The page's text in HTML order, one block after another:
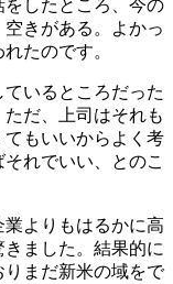
したところ、今の
きがある。
よかっ
れたのです。
いるところだった
だ、上司はそれも
もいいからよく考
れでいい、とのこ
よりもはるかに高
ました。結果的に
まだ新米の域をで